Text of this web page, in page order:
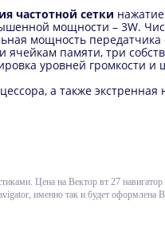
частотной сетки
мощности – 3W.
мощность передатчика
ячейкам памяти, три
уровней громкости и
а также экстренная
Цена на Вектор вт 27
именно так и будет оформлена